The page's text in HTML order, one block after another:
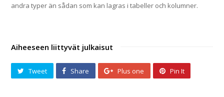
andra typer än sådan som kan lagras i tabeller och kolumner.
Tweet Share Plus one Pin It